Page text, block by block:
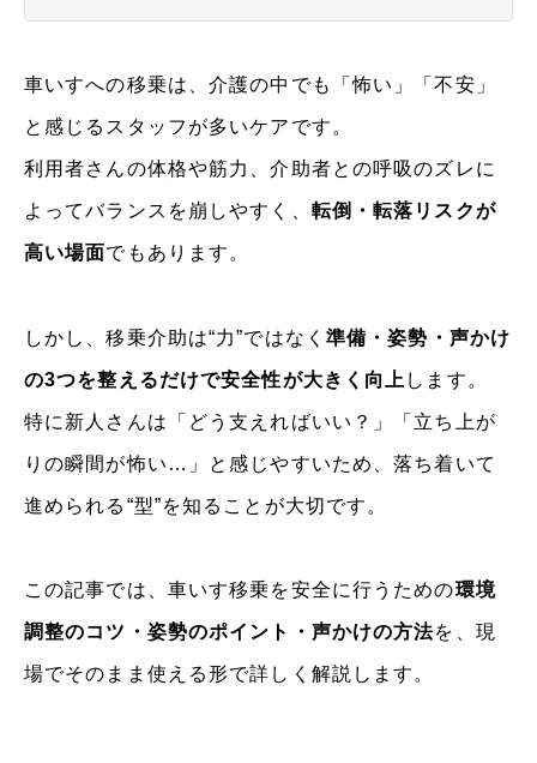
車いすへの移乗は、介護の中でも「怖い」「不安」
と感じるスタッフが多いケアです。
利用者さんの体格や筋力、介助者との呼吸のズレに
よってバランスを崩しやすく、 転倒・転落リスクが
高い場面でもあります。
しかし、移乗介助は“力”ではなく 準備・姿勢・声かけ
の3つを整えるだけで安全性が大きく向上 します。
特に新人さんは「どう支えればいい？」「立ち上が
りの瞬間が怖い…」と感じやすいため、落ち着いて
進められる“型”を知ることが大切です。
この記事では、車いす移乗を安全に行うための環境
調整のコツ・姿勢のポイント・声かけの方法を、現
場でそのまま使える形で詳しく解説します。